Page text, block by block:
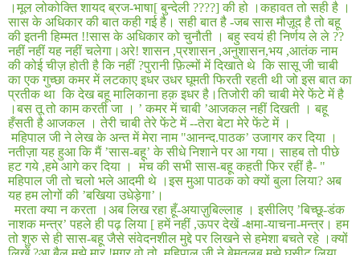
।मूल लोकोक्ति शायद ब्रज-भाषा[बुन्देली ????]की हो ।कहावत तो सही है ।
सास के अधिकार की बात कही गई है। सही बात है -जब सास मौज़ूद है तो बहू
की इतनी हिम्मत !!सास के अधिकार को चुनौती । बहु स्वयं ही निर्णय ले ले ??
नहीं नहीं यह नहीं चलेगा।अरे!शासन ,प्रशासन ,अनुशासन,भय ,आतंक नाम
की कोई चीज़ होती है कि नहीं ?पुरानी फ़िल्मों में दिखाते थे कि सासू जी चाबी
का एक गुच्छा कमर में लटकाए इधर उधर घूमती फिरती रहती थी जो इस बात का
प्रतीक था कि देख बहू मालिकाना हक़ इधर है।तिजोरी की चाबी मेरे फेंटे में है
।बस तू तो काम करती जा । ’ कमर में चाबी ’आजकल नहीं दिखती । बहू
हँसती है आजकल । तेरी चाबी तेरे फेंटे में --तेरा बेटा मेरे फेंटे में ।
महिपाल जी ने लेख के अन्त में मेरा नाम "आनन्द.पाठक’ उजागर कर दिया ।
नतीज़ा यह हुआ कि मैं ’सास-बहू’ के सीधे निशाने पर आ गया। साहब तो पीछे
हट गये ,हमे आगे कर दिया । मंच की सभी सास-बहू कहती फिर रहीं है- "
महिपाल जी तो चलो भले आदमी थे ।इस मुआ पाठक को क्यों बुला लिया? अब
यह हम लोगों की ’बखिया उधेड़ेगा’।
मरता क्या न करता ।अब लिख रहा हूँ-अयाज़ुबिल्लाह । इसीलिए ’बिच्छू-डंक
नाशक मन्त्र’ पहले ही पढ़ लिया [हमें नहीं ,ऊपर देखें-क्षमा-याचना-मन्त्र। हम
तो शुरु से ही सास-बहू जैसे संवेदनशील मुद्दे पर लिखने से हमेशा बचते रहे ।क्यों